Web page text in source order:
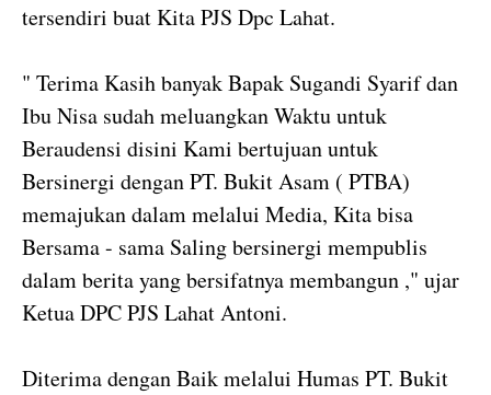
tersendiri buat Kita PJS Dpc Lahat.
" Terima Kasih banyak Bapak Sugandi Syarif dan
Ibu Nisa sudah meluangkan Waktu untuk
Beraudensi disini Kami bertujuan untuk
Bersinergi dengan PT. Bukit Asam ( PTBA)
memajukan dalam melalui Media, Kita bisa
Bersama - sama Saling bersinergi mempublis
dalam berita yang bersifatnya membangun ," ujar
Ketua DPC PJS Lahat Antoni.
Diterima dengan Baik melalui Humas PT. Bukit